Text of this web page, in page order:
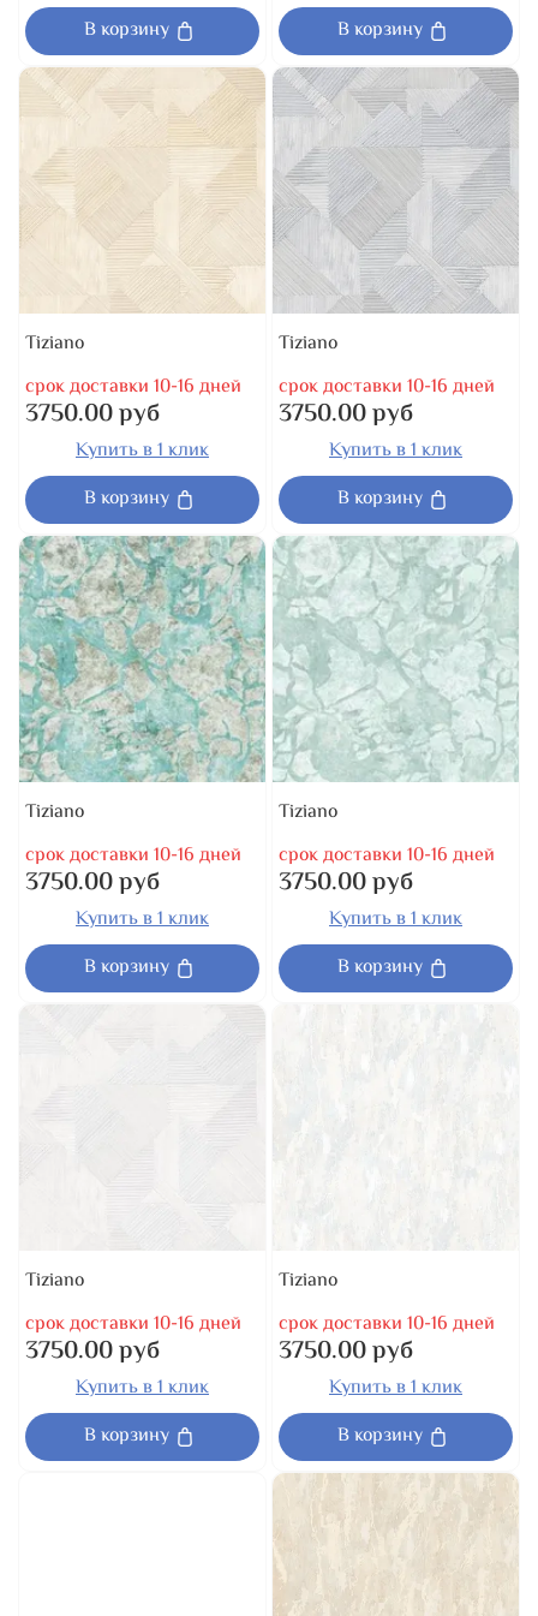
В корзину
В корзину
Tiziano
срок доставки 10-16 дней
3750.00 руб
Купить в 1 клик
В корзину
Tiziano
срок доставки 10-16 дней
3750.00 руб
Купить в 1 клик
В корзину
Tiziano
срок доставки 10-16 дней
3750.00 руб
Купить в 1 клик
В корзину
Tiziano
срок доставки 10-16 дней
3750.00 руб
Купить в 1 клик
В корзину
Tiziano
срок доставки 10-16 дней
3750.00 руб
Купить в 1 клик
В корзину
Tiziano
срок доставки 10-16 дней
3750.00 руб
Купить в 1 клик
В корзину